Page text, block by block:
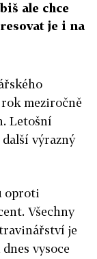
ale chce
je i na
meziročně
Letošní
výrazný
oproti
Všechny
je
vysoce